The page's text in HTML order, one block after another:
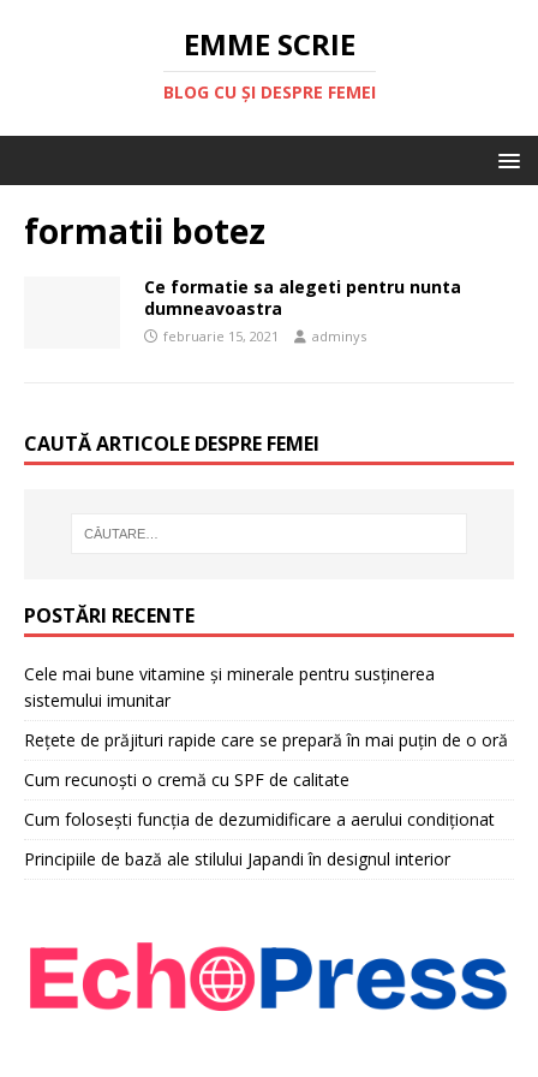
EMME SCRIE
BLOG CU ȘI DESPRE FEMEI
formatii botez
Ce formatie sa alegeti pentru nunta
dumneavoastra
februarie 15, 2021 adminys
CAUTĂ ARTICOLE DESPRE FEMEI
POSTĂRI RECENTE
Cele mai bune vitamine și minerale pentru susținerea
sistemului imunitar
Rețete de prăjituri rapide care se prepară în mai puțin de o oră
Cum recunoști o cremă cu SPF de calitate
Cum folosești funcția de dezumidificare a aerului condiționat
Principiile de bază ale stilului Japandi în designul interior